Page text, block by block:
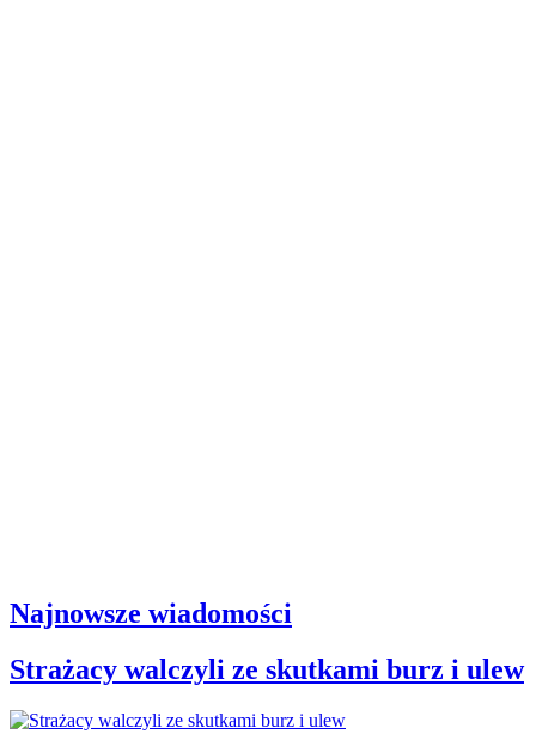
Najnowsze wiadomości
Strażacy walczyli ze skutkami burz i ulew